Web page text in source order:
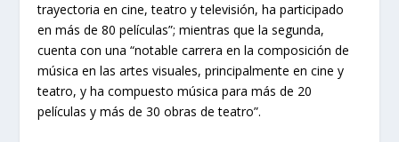
trayectoria en cine, teatro y televisión, ha participado
en más de 80 películas”; mientras que la segunda,
cuenta con una “notable carrera en la composición de
música en las artes visuales, principalmente en cine y
teatro, y ha compuesto música para más de 20
películas y más de 30 obras de teatro”.